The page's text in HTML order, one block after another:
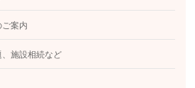
案内
施設相続など